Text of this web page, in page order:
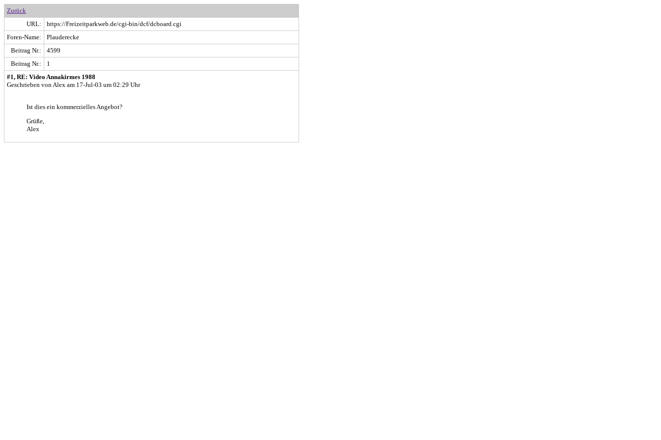
Zurück
URL:
https://Freizeitparkweb.de/cgi-bin/dcf/dcboard.cgi
Foren-Name:
Plauderecke
Beitrag Nr.:
4599
Beitrag Nr.:
1
#1, RE: Video Annakirmes 1988
Geschrieben von Alex am 17-Jul-03 um 02:29 Uhr
Ist dies ein kommerzielles Angebot?
Grüße,
Alex